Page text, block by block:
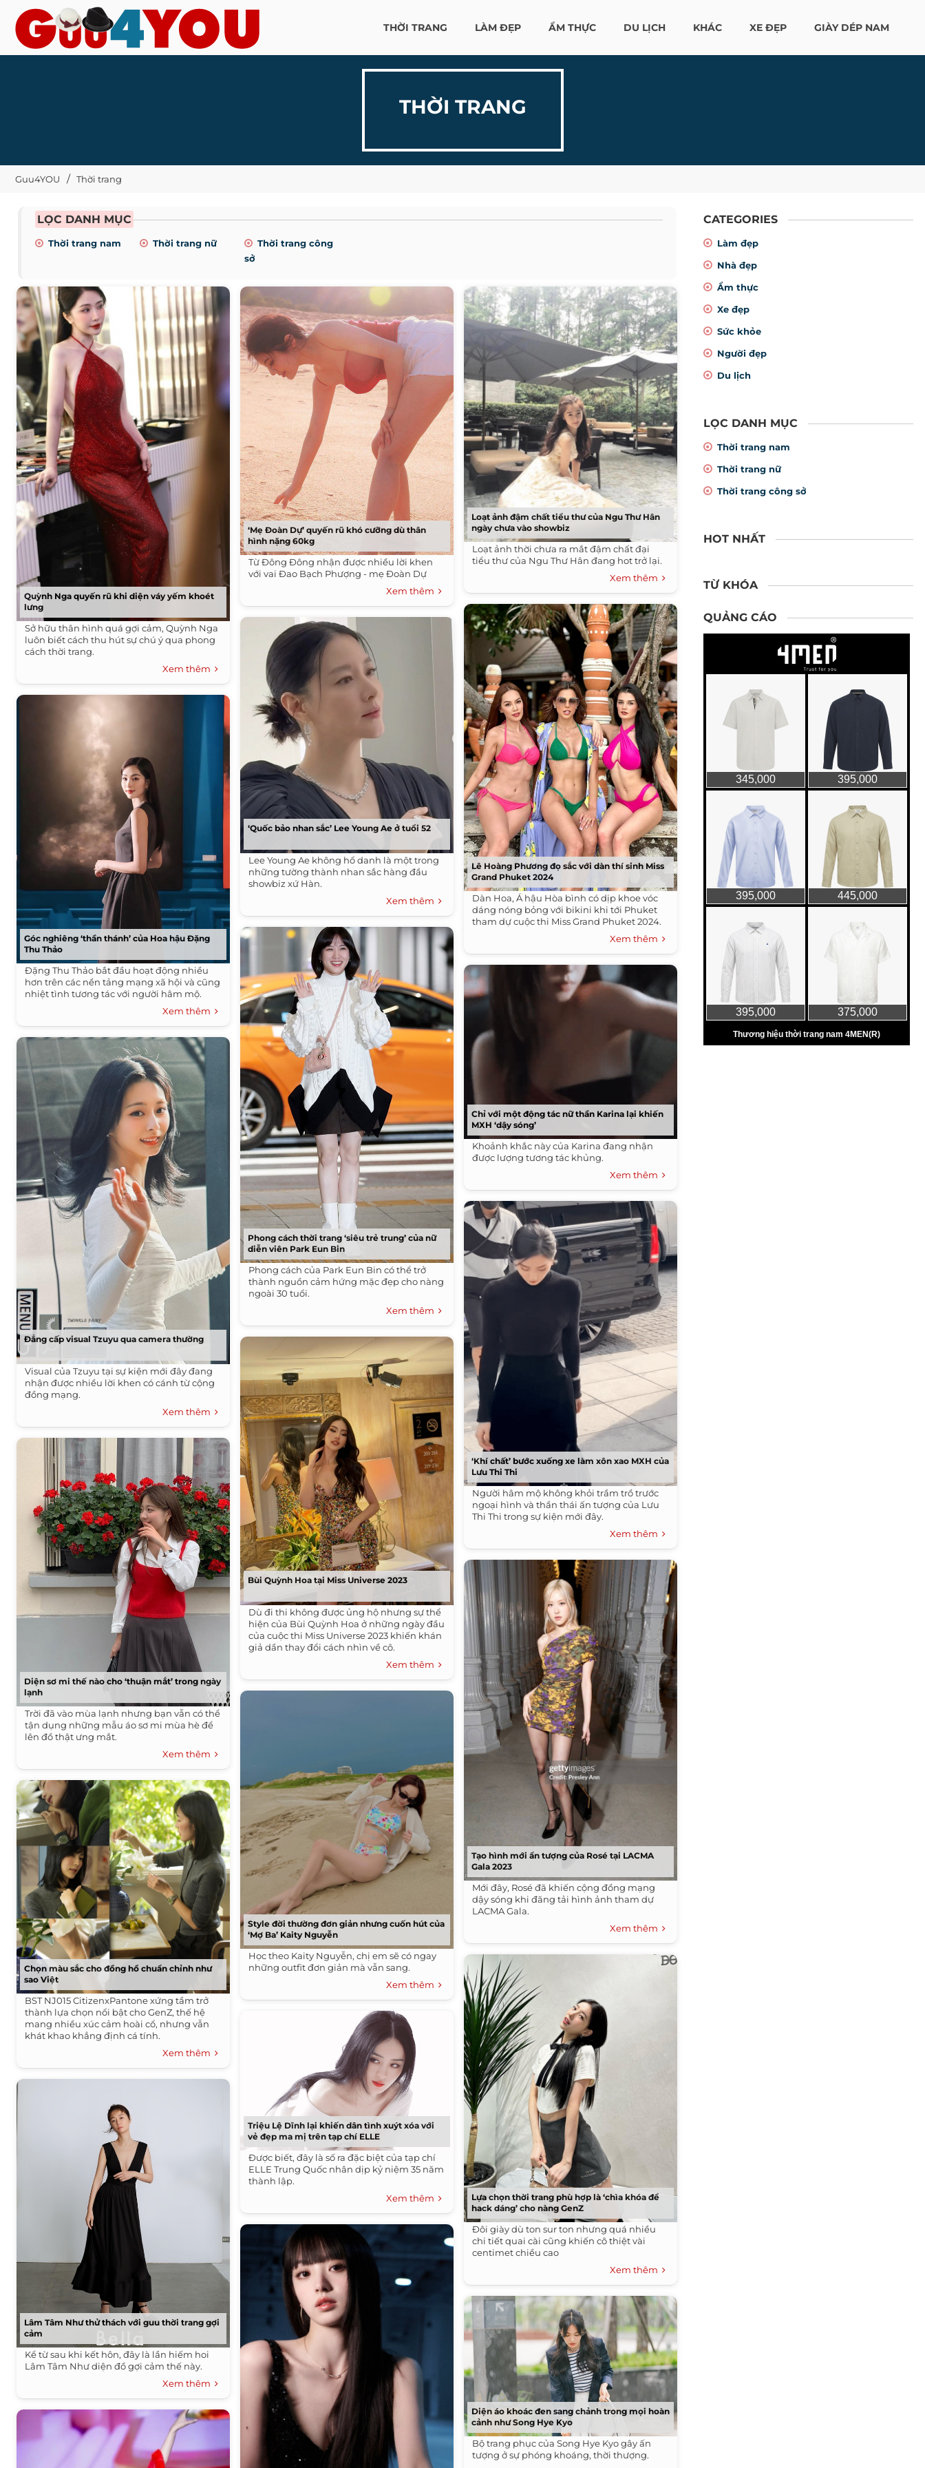
THỜI TRANG LÀM ĐẸP ẨM THỰC DU LỊCH KHÁC XE ĐẸP GIÀY DÉP NAM
THỜI TRANG
Guu4YOU Thời trang
LỌC DANH MỤC
Thời trang nam Thời trang nữ
Thời trang công
sở
Quỳnh Nga quyến rũ khi diện váy yếm khoét
lưng
Sở hữu thân hình quá gợi cảm, Quỳnh Nga
luôn biết cách thu hút sự chú ý qua phong
cách thời trang.
Xem thêm
Góc nghiêng ‘thần thánh’ của Hoa hậu Đặng
Thu Thảo
Đặng Thu Thảo bắt đầu hoạt động nhiều
hơn trên các nền tảng mạng xã hội và cũng
nhiệt tình tương tác với người hâm mộ.
Xem thêm
Đẳng cấp visual Tzuyu qua camera thường
Visual của Tzuyu tại sự kiện mới đây đang
nhận được nhiều lời khen có cánh từ cộng
đồng mạng.
Xem thêm
Diện sơ mi thế nào cho ‘thuận mắt’ trong ngày
lạnh
Trời đã vào mùa lạnh nhưng bạn vẫn có thể
tận dụng những mẫu áo sơ mi mùa hè để
lên đồ thật ưng mắt.
Xem thêm
Chọn màu sắc cho đồng hồ chuẩn chỉnh như
sao Việt
BST NJ015 CitizenxPantone xứng tầm trở
thành lựa chọn nổi bật cho GenZ, thế hệ
mang nhiều xúc cảm hoài cổ, nhưng vẫn
khát khao khẳng định cá tính.
Xem thêm
Lâm Tâm Như thử thách với guu thời trang gợi
cảm
Kể từ sau khi kết hôn, đây là lần hiếm hoi
Lâm Tâm Như diện đồ gợi cảm thế này.
Xem thêm
‘Mẹ Đoàn Dự’ quyến rũ khó cưỡng dù thân
hình nặng 60kg
Từ Đông Đông nhận được nhiều lời khen
với vai Đao Bạch Phượng - mẹ Đoàn Dự
Xem thêm
‘Quốc bảo nhan sắc’ Lee Young Ae ở tuổi 52
Lee Young Ae không hổ danh là một trong
những tường thành nhan sắc hàng đầu
showbiz xứ Hàn.
Xem thêm
Phong cách thời trang ‘siêu trẻ trung’ của nữ
diễn viên Park Eun Bin
Phong cách của Park Eun Bin có thể trở
thành nguồn cảm hứng mặc đẹp cho nàng
ngoài 30 tuổi.
Xem thêm
Bùi Quỳnh Hoa tại Miss Universe 2023
Dù đi thi không được ủng hộ nhưng sự thể
hiện của Bùi Quỳnh Hoa ở những ngày đầu
của cuộc thi Miss Universe 2023 khiến khán
giả dần thay đổi cách nhìn về cô.
Xem thêm
Style đời thường đơn giản nhưng cuốn hút của
‘Mợ Ba’ Kaity Nguyễn
Học theo Kaity Nguyễn, chị em sẽ có ngay
những outfit đơn giản mà vẫn sang.
Xem thêm
Triệu Lệ Dĩnh lại khiến dân tình xuýt xóa với
vẻ đẹp ma mị trên tạp chí ELLE
Được biết, đây là số ra đặc biệt của tạp chí
ELLE Trung Quốc nhân dịp kỷ niệm 35 năm
thành lập.
Xem thêm
Loạt ảnh đậm chất tiểu thư của Ngu Thư Hân
ngày chưa vào showbiz
Loạt ảnh thời chưa ra mắt đậm chất đại
tiểu thư của Ngu Thư Hân đang hot trở lại.
Xem thêm
Lê Hoàng Phương đọ sắc với dàn thí sinh Miss
Grand Phuket 2024
Dàn Hoa, Á hậu Hòa bình có dịp khoe vóc
dáng nóng bỏng với bikini khi tới Phuket
tham dự cuộc thi Miss Grand Phuket 2024.
Xem thêm
Chỉ với một động tác nữ thần Karina lại khiến
MXH ‘dậy sóng’
Khoảnh khắc này của Karina đang nhận
được lượng tương tác khủng.
Xem thêm
‘Khí chất’ bước xuống xe làm xôn xao MXH của
Lưu Thi Thi
Người hâm mộ không khỏi trầm trồ trước
ngoại hình và thần thái ấn tượng của Lưu
Thi Thi trong sự kiện mới đây.
Xem thêm
Tạo hình mới ẩn tượng của Rosé tại LACMA
Gala 2023
Mới đây, Rosé đã khiến cộng đồng mạng
dậy sóng khi đăng tải hình ảnh tham dự
LACMA Gala.
Xem thêm
Lựa chọn thời trang phù hợp là ‘chìa khóa để
hack dáng’ cho nàng GenZ
Đôi giày dù ton sur ton nhưng quá nhiều
chi tiết quai cài cũng khiến cô thiệt vài
centimet chiều cao
Xem thêm
Diện áo khoác đen sang chảnh trong mọi hoàn
cảnh như Song Hye Kyo
Bộ trang phục của Song Hye Kyo gây ấn
tượng ở sự phóng khoáng, thời thượng.
CATEGORIES
Làm đẹp
Nhà đẹp
Ẩm thực
Xe đẹp
Sức khỏe
Người đẹp
Du lịch
LỌC DANH MỤC
Thời trang nam
Thời trang nữ
Thời trang công sở
HOT NHẤT
TỪ KHÓA
QUẢNG CÁO